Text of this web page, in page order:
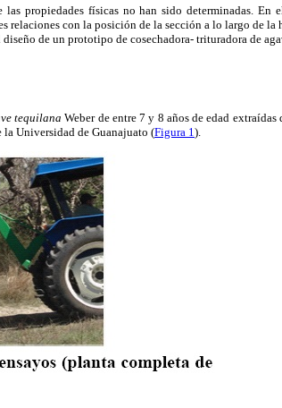
propiedades físicas no han sido determinadas. En
relaciones con la posición de la sección a lo largo de la
de un prototipo de cosechadora- trituradora de
tequilana Weber de entre 7 y 8 años de edad extraídas
Universidad de Guanajuato (Figura 1 ).